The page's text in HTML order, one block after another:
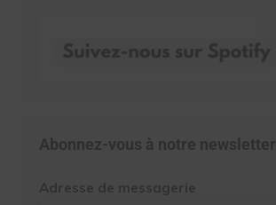
Abonnez-vous à notre newsletter
Adresse de messagerie